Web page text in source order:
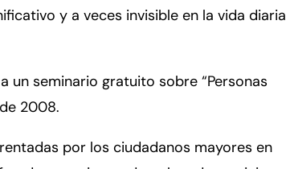
y a veces invisible en la vida diaria
un seminario gratuito sobre “Personas
2008.
por los ciudadanos mayores en